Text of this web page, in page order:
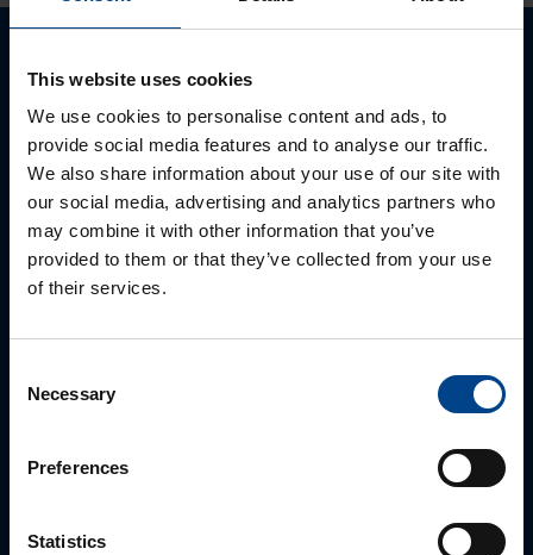
This website uses cookies
We use cookies to personalise content and ads, to
provide social media features and to analyse our traffic.
We also share information about your use of our site with
our social media, advertising and analytics partners who
may combine it with other information that you’ve
provided to them or that they’ve collected from your use
of their services.
Selection
Necessary
Preferences
Statistics
Ota yhteyttä!
Autamme mielellämme, jotta löydämme sinulle
parhaan ratkaisun. Otathan yhteyttä puhelimitse,
sähköpostitse tai verkkolomakkeen kautta.